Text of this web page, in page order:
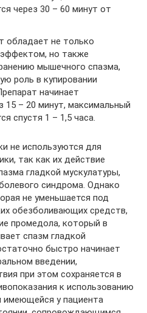
через 30 – 60 минут от
обладает не только
но также
мышечного спазма,
роль в купировании
начинает
15 – 20 минут, максимальный
спустя 1 – 1,5 часа.
не используются для
так как их действие
гладкой мускулатуры,
синдрома. Однако
не уменьшается под
обезболивающих средств,
промедола, который в
спазм гладкой
быстро начинает
введении,
при этом сохраняется в
к использованию
у пациента